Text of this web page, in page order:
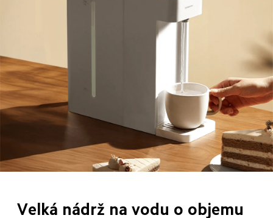
Velká nádrž na vodu o objemu